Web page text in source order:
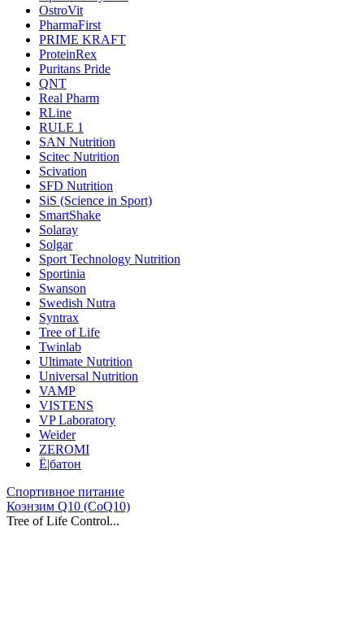
OstroVit
PharmaFirst
PRIME KRAFT
ProteinRex
Puritans Pride
QNT
Real Pharm
RLine
RULE 1
SAN Nutrition
Scitec Nutrition
Scivation
SFD Nutrition
SiS (Science in Sport)
SmartShake
Solaray
Solgar
Sport Technology Nutrition
Sportinia
Swanson
Swedish Nutra
Syntrax
Tree of Life
Twinlab
Ultimate Nutrition
Universal Nutrition
VAMP
VISTENS
VP Laboratory
Weider
ZEROMI
Ё|батон
Спортивное питание
Коэнзим Q10 (CoQ10)
Tree of Life Control...